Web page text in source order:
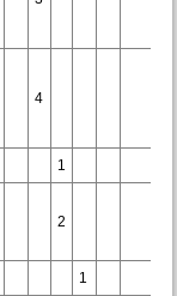
4
1
2
1